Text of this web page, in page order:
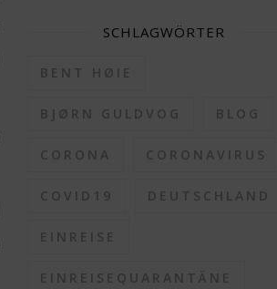
SCHLAGWÖRTER
BENT HØIE
BJØRN GULDVOG BLOG
CORONA CORONAVIRUS
COVID19 DEUTSCHLAND
EINREISE
EINREISEQUARANTÄNE